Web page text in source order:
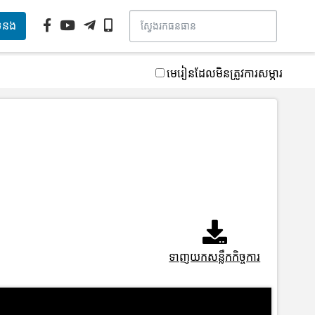
នង
មេរៀនដែលមិនត្រូវការសម្ភារ
ទាញយកសន្លឹកកិច្ចការ